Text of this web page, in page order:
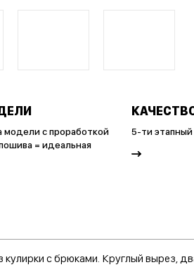
модели с проработкой
= идеальная
5-ти этапный
с брюками. Круглый вырез,